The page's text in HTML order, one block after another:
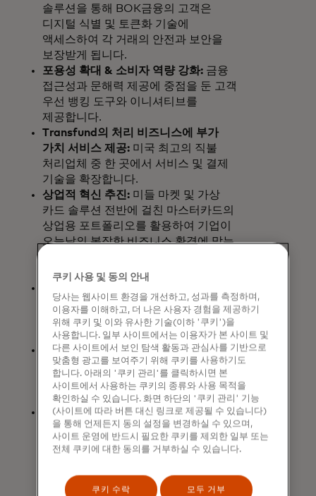
솔루션을 통해 BOK금융의 고객은
디지털 식별 및 토큰화 기술에
액세스하여 각 거래의 안전과 보안을
보장받게 됩니다.
포용성 확대 & 소비자 역량 강화: 금융
접근성과 문해력 제공에 중점을 둔 고객
우선 뱅킹 도구와 이니셔티브를
제공합니다.
Transfund의 처리 비즈니스에 부가
가치 서비스 제공: 미국 최고의 직불
처리업체 중 한 곳에서 서비스 및 결제
기술을 확장합니다.
상업적 혁신 추진: 미들 마켓 및 가상
카드 솔루션 전반에 걸친 마스터카드의
상업용 포트폴리오를 활용하여 기업이
오늘날의 복잡한 비즈니스 환경에 맞는
수 있도록 지원합니다.
뱅킹 솔루션을 활용하여 원활한 계좌
개설과 소비자 및 소기업 대출 솔루션을
지원합니다.
귀중한 경험 제공:열정과 목적에
부합하는 마스터카드의 귀중한 이벤트,
경험 및 대의명분 중심 이니셔티브에
액세스할 수 있습니다.
메인 스트리트 가속화: 디지털 도어
2.0과같은 도구와 멘토링 리소스를
통해 소규모 비즈니스의 역동적인
발전을 도모합니다.
쿠키 사용 및 동의 안내
당사는 웹사이트 환경을 개선하고, 성과를 측정하며,
이용자를 이해하고, 더 나은 사용자 경험을 제공하기
위해 쿠키 및 이와 유사한 기술(이하 '쿠키')을
사용합니다. 일부 사이트에서는 이용자가 본 사이트 및
다른 사이트에서 보인 탐색 활동과 관심사를 기반으로
맞춤형 광고를 보여주기 위해 쿠키를 사용하기도
합니다. 아래의 '쿠키 관리'를 클릭하시면 본
사이트에서 사용하는 쿠키의 종류와 사용 목적을
확인하실 수 있습니다. 화면 하단의 '쿠키 관리' 기능
(사이트에 따라 버튼 대신 링크로 제공될 수 있습니다)
을 통해 언제든지 동의 설정을 변경하실 수 있으며,
사이트 운영에 반드시 필요한 쿠키를 제외한 일부 또는
전체 쿠키에 대한 동의를 거부하실 수 있습니다.
쿠키 수락 모두 거부